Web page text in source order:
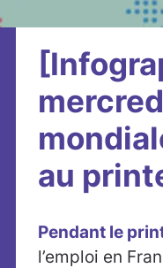
au
Pendant le
l’emploi en